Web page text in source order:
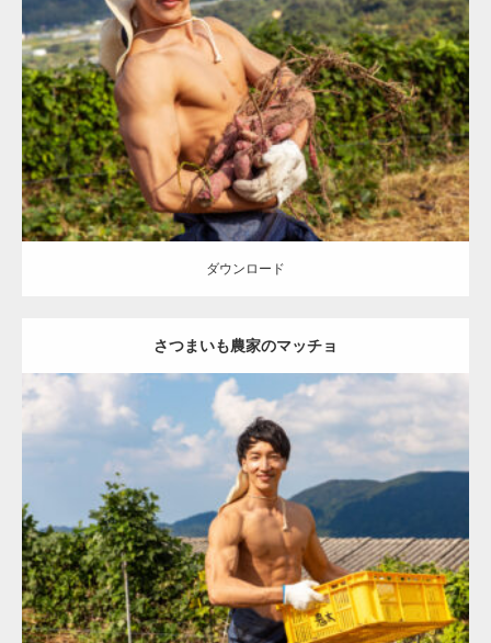
Update:2023.02.11
Category: 芋掘りのマッチョ オレンジの人 AKIHITO(細マッチョ) 上
腕三頭筋 肩 唐津 (佐賀)
ダウンロード
ダウンロード
さつまいも農家のマッチョ
Update:2023.02.11
Category:芋掘りのマッチョ オレンジの人 AKIHITO(細マッチョ)
腕二頭筋
唐津 (佐賀)
ダウンロード